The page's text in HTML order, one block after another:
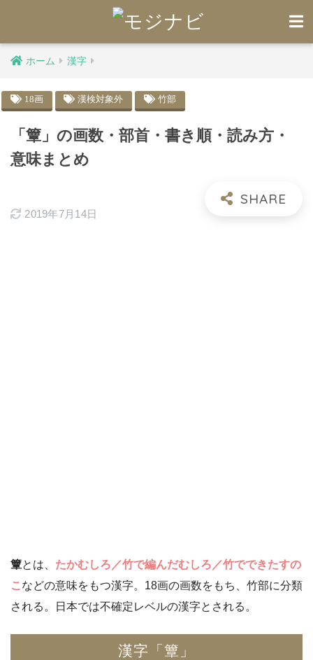
ホーム 漢字
18画 漢検対象外 竹部
「簟」の画数・部首・書き順・読み方・
意味まとめ
2019年7月14日
簟とは、 たかむしろ／竹で編んだむしろ／竹でできたすの
こ などの意味をもつ漢字。18画の画数をもち、竹部に分類
される。日本では不確定レベルの漢字とされる。
漢字「簟」